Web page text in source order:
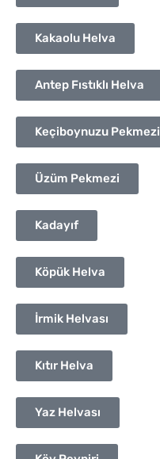
Kakaolu Helva
Antep Fıstıklı Helva
Keçiboynuzu Pekmezi
Üzüm Pekmezi
Kadayıf
Köpük Helva
İrmik Helvası
Kıtır Helva
Yaz Helvası